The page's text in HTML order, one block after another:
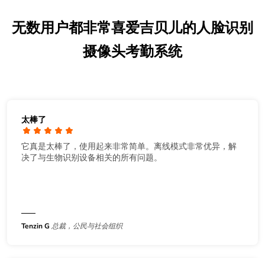
无数用户都非常喜爱吉贝儿的人脸识别
摄像头考勤系统
太棒了
它真是太棒了，使用起来非常简单。离线模式非常优异，解
决了与生物识别设备相关的所有问题。
Tenzin G 总裁，公民与社会组织